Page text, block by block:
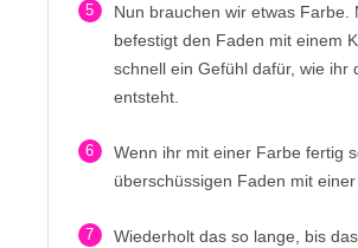
5
Nun brauchen wir etwas
befestigt den Faden mit einem
schnell ein Gefühl dafür, wie ihr
entsteht.
6
Wenn ihr mit einer Farbe fertig
überschüssigen Faden mit
7 Wiederholt das so lange, bis